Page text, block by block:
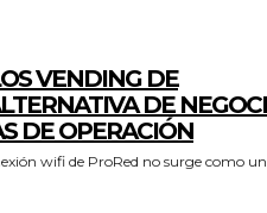
VENDING DE
DE
DE OPERACIÓN
wifi de ProRed no surge como